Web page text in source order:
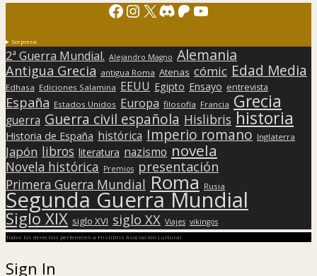
Facebook
Instagram
X Discord
Patreon
YouTube
Sorpresa
2ª Guerra Mundial. Alejandro Magno Alemania
Antigua Grecia antigua Roma Atenas cómic Edad Media
Edhasa Ediciones Salamina EEUU Egipto Ensayo entrevista
España Estados Unidos Europa filosofía Francia Grecia
guerra Guerra civil española Hislibris historia
Historia de España histórica Imperio romano Inglaterra
Japón libros literatura nazismo novela
Novela histórica Premios presentación
Primera Guerra Mundial Roma Rusia
Segunda Guerra Mundial
Siglo XIX siglo XVI siglo XX Viajes vikingos
Todos los derechos pertenecen a Hislibris Asociación cultural
Sign In